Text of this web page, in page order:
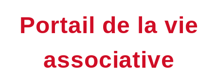
Portail de la vie
associative
MVA